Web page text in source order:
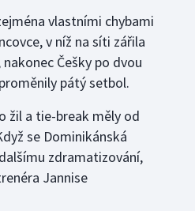
vlastními chybami
v níž na síti zářila
Češky po dvou
pátý setbol.
žil a tie-break měly od
se Dominikánská
zdramatizování,
Jannise